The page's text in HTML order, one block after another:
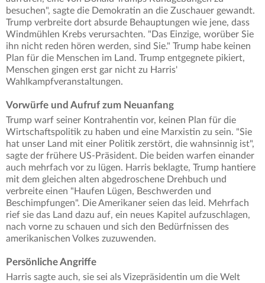
besuchen", sagte die Demokratin an die Zuschauer gewandt.
Trump verbreite dort absurde Behauptungen wie jene, dass
Windmühlen Krebs verursachten. "Das Einzige, worüber Sie
ihn nicht reden hören werden, sind Sie." Trump habe keinen
Plan für die Menschen im Land. Trump entgegnete pikiert,
Menschen gingen erst gar nicht zu Harris'
Wahlkampfveranstaltungen.
Vorwürfe und Aufruf zum Neuanfang
Trump warf seiner Kontrahentin vor, keinen Plan für die
Wirtschaftspolitik zu haben und eine Marxistin zu sein. "Sie
hat unser Land mit einer Politik zerstört, die wahnsinnig ist",
sagte der frühere US-Präsident. Die beiden warfen einander
auch mehrfach vor zu lügen. Harris beklagte, Trump hantiere
mit dem gleichen alten abgedroschene Drehbuch und
verbreite einen "Haufen Lügen, Beschwerden und
Beschimpfungen". Die Amerikaner seien das leid. Mehrfach
rief sie das Land dazu auf, ein neues Kapitel aufzuschlagen,
nach vorne zu schauen und sich den Bedürfnissen des
amerikanischen Volkes zuzuwenden.
Persönliche Angriffe
Harris sagte auch, sie sei als Vizepräsidentin um die Welt